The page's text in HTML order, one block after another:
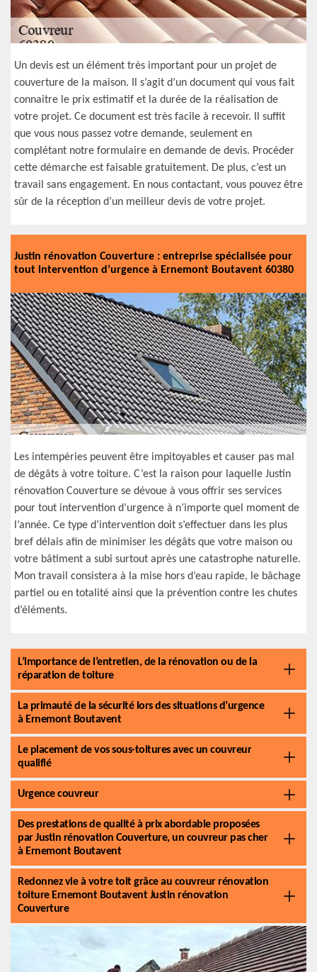
Un devis est un élément très important pour un projet de
couverture de la maison. Il s’agit d’un document qui vous fait
connaitre le prix estimatif et la durée de la réalisation de
votre projet. Ce document est très facile à recevoir. Il suffit
que vous nous passez votre demande, seulement en
complétant notre formulaire en demande de devis. Procéder
cette démarche est faisable gratuitement. De plus, c’est un
travail sans engagement. En nous contactant, vous pouvez être
sûr de la réception d’un meilleur devis de votre projet.
Justin rénovation Couverture : entreprise spécialisée pour
tout intervention d’urgence à Ernemont Boutavent 60380
Les intempéries peuvent être impitoyables et causer pas mal
de dégâts à votre toiture. C’est la raison pour laquelle Justin
rénovation Couverture se dévoue à vous offrir ses services
pour tout intervention d’urgence à n’importe quel moment de
l’année. Ce type d’intervention doit s’effectuer dans les plus
bref délais afin de minimiser les dégâts que votre maison ou
votre bâtiment a subi surtout après une catastrophe naturelle.
Mon travail consistera à la mise hors d’eau rapide, le bâchage
partiel ou en totalité ainsi que la prévention contre les chutes
d’éléments.
L’importance de l’entretien, de la rénovation ou de la
réparation de toiture
La primauté de la sécurité lors des situations d’urgence
à Ernemont Boutavent
Le placement de vos sous-toitures avec un couvreur
qualifié
Urgence couvreur
Des prestations de qualité à prix abordable proposées
par Justin rénovation Couverture, un couvreur pas cher
à Ernemont Boutavent
Redonnez vie à votre toit grâce au couvreur rénovation
toiture Ernemont Boutavent Justin rénovation
Couverture